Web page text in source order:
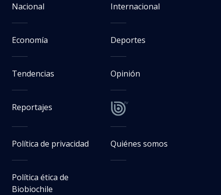
Nacional Internacional
Economía Deportes
Tendencias Opinión
Reportajes
Política de privacidad Quiénes somos
Política ética de
Biobiochile